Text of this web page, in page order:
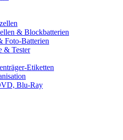
& Blockbatterien
Foto-Batterien
& Tester
Etiketten
Blu-Ray